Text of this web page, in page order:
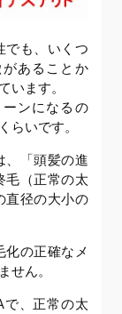
でも、いくつ
あることか
います。
ンになるの
らいです。
、「頭髪の進
毛（正常の太
直径の大小の
の正確なメ
せん。
で、正常の太